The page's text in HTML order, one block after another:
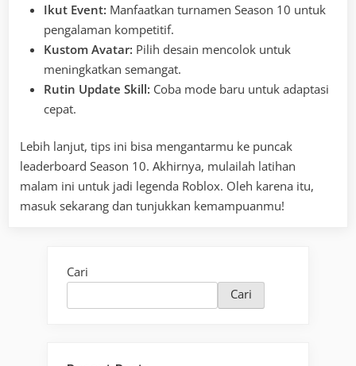
Ikut Event: Manfaatkan turnamen Season 10 untuk
pengalaman kompetitif.
Kustom Avatar: Pilih desain mencolok untuk
meningkatkan semangat.
Rutin Update Skill: Coba mode baru untuk adaptasi
cepat.
Lebih lanjut, tips ini bisa mengantarmu ke puncak
leaderboard Season 10. Akhirnya, mulailah latihan
malam ini untuk jadi legenda Roblox. Oleh karena itu,
masuk sekarang dan tunjukkan kemampuanmu!
Cari
Cari